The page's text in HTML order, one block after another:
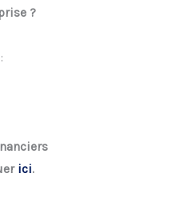
?
ici.